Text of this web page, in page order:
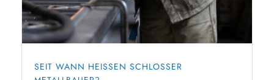
SEIT WANN HEISSEN SCHLOSSER M